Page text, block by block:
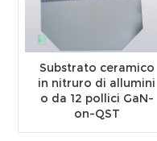
Substrato ceramico
in nitruro di allumini
o da 12 pollici GaN-
on-QST